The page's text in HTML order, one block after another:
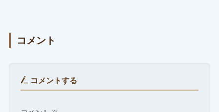
コメント
コメントする